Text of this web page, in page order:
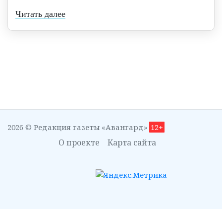
Читать далее
2026 © Редакция газеты «Авангард» 12+
О проекте Карта сайта